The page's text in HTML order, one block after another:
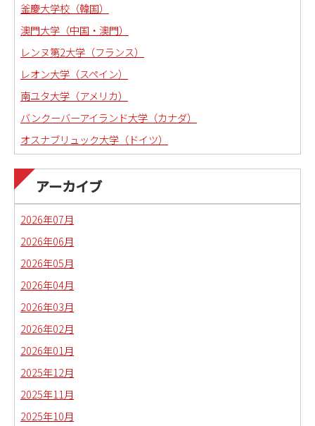
釜慶大学校（韓国）
澳門大学（中国・澳門）
レンヌ第2大学（フランス）
レオン大学（スペイン）
南ユタ大学（アメリカ）
バンクーバーアイランド大学（カナダ）
オスナブリュック大学（ドイツ）
アーカイブ
2026年07月
2026年06月
2026年05月
2026年04月
2026年03月
2026年02月
2026年01月
2025年12月
2025年11月
2025年10月